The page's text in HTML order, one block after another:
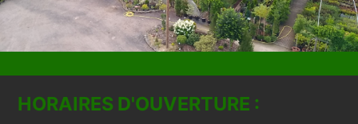
HORAIRES D'OUVERTURE :